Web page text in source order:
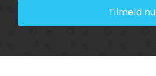
Tilmeld nu